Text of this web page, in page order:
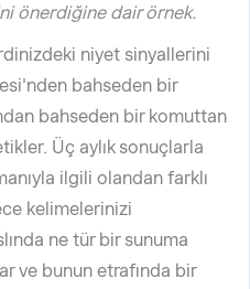
önerdiğine dair örnek.
niyet sinyallerini
bahseden bir
bahseden bir komuttan
Üç aylık sonuçlarla
ilgili olandan farklı
kelimelerinizi
ne tür bir sunuma
ve bunun etrafında bir